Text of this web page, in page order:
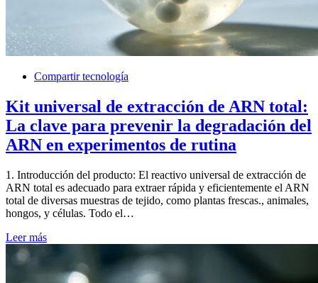
Compartir tecnología
Kit universal de extracción de ARN total:
La clave para prevenir la degradación del
ARN en experimentos de rutina
1. Introducción del producto: El reactivo universal de extracción de
ARN total es adecuado para extraer rápida y eficientemente el ARN
total de diversas muestras de tejido, como plantas frescas., animales,
hongos, y células. Todo el…
Leer más